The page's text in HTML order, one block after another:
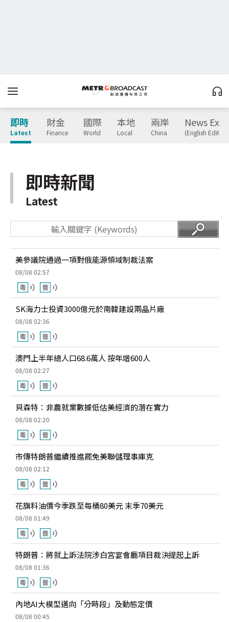
即時
Latest
財金
Finance
國際
World
本地
Local
兩岸
China
News
(English
即時新聞
Latest
美參議院通過一項對俄能源領域制裁法案
08/08 02:57
SK海力士投資3000億元於南韓建設兩晶片廠
08/08 02:36
澳門上半年總人口68.6萬人 按年增600人
08/08 02:27
貝森特：非農就業數據低估美經濟的潛在實力
08/08 02:20
市傳特朗普繼續推進罷免美聯儲理事庫克
08/08 02:12
花旗料油價今季跌至每桶80美元 末季70美元
08/08 01:49
特朗普：將就上訴法院涉白宮宴會廳項目裁決提起上訴
08/08 01:36
內地AI大模型邁向「分時段」及動態定價
08/08 00:45